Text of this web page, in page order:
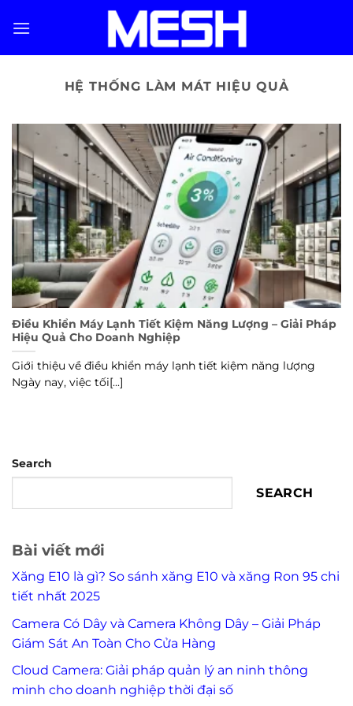
HỆ THỐNG LÀM MÁT HIỆU QUẢ
Điều Khiển Máy Lạnh Tiết Kiệm Năng Lượng – Giải Pháp
Hiệu Quả Cho Doanh Nghiệp
Giới thiệu về điều khiển máy lạnh tiết kiệm năng lượng
Ngày nay, việc tối[...]
Search
SEARCH
Bài viết mới
Xăng E10 là gì? So sánh xăng E10 và xăng Ron 95 chi
tiết nhất 2025
Camera Có Dây và Camera Không Dây – Giải Pháp
Giám Sát An Toàn Cho Cửa Hàng
Cloud Camera: Giải pháp quản lý an ninh thông
minh cho doanh nghiệp thời đại số